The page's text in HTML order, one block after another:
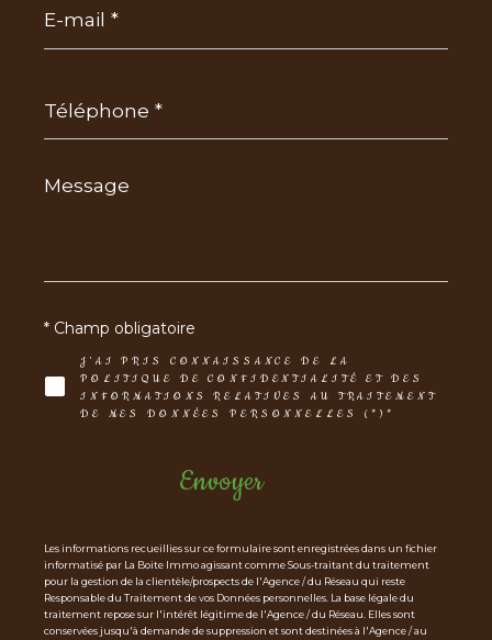
mail
*
Message
*
J'AI PRIS CONNAISSANCE DE LA
POLITIQUE DE CONFIDENTIALITÉ ET DES
INFORMATIONS RELATIVES AU TRAITEMENT
DE MES DONNÉES PERSONNELLES (*)*
* Champ obligatoire
Envoyer
Les informations recueillies sur ce formulaire sont enregistrées dans un fichier
informatisé par La Boite Immo agissant comme Sous-traitant du traitement
pour la gestion de la clientèle/prospects de l'Agence / du Réseau qui reste
Responsable du Traitement de vos Données personnelles. La base légale du
traitement repose sur l'intérêt légitime de l'Agence / du Réseau. Elles sont
conservées jusqu'à demande de suppression et sont destinées à l'Agence / au